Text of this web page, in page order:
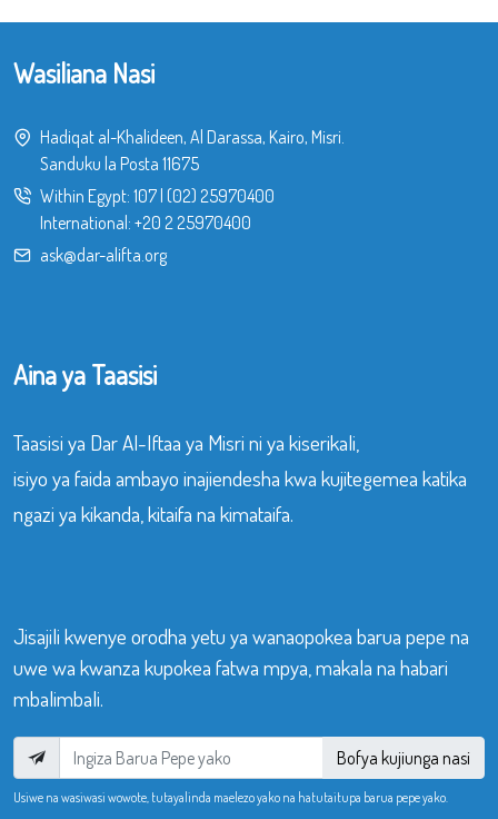
Wasiliana Nasi
Hadiqat al-Khalideen, Al Darassa, Kairo, Misri.
Sanduku la Posta 11675
Within Egypt: 107| (02) 25970400
International: +20 2 25970400
ask@dar-alifta.org
Aina ya Taasisi
Taasisi ya Dar Al-Iftaa ya Misri ni ya kiserikali,
isiyo ya faida ambayo inajiendesha kwa kujitegemea katika
ngazi ya kikanda, kitaifa na kimataifa.
Jisajili kwenye orodha yetu ya wanaopokea barua pepe na
uwe wa kwanza kupokea fatwa mpya, makala na habari
mbalimbali.
Bofya kujiunga nasi
Usiwe na wasiwasi wowote, tutayalinda maelezo yako na hatutaitupa barua pepe yako.